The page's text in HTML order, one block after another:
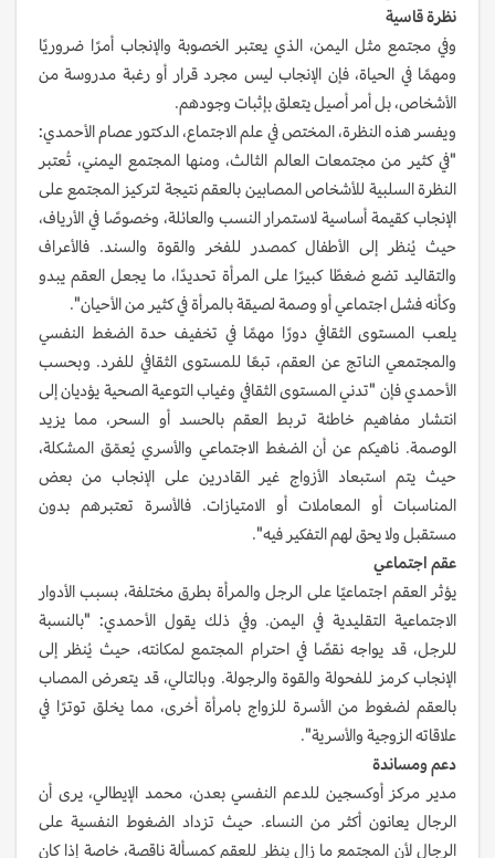
نظرة قاسية
وفي مجتمع مثل اليمن، الذي يعتبر الخصوبة والإنجاب أمرًا ضروريًا
ومهمًا في الحياة، فإن الإنجاب ليس مجرد قرار أو رغبة مدروسة من
الأشخاص، بل أمر أصيل يتعلق بإثبات وجودهم.
ويفسر هذه النظرة، المختص في علم الاجتماع، الدكتور عصام الأحمدي:
"في كثير من مجتمعات العالم الثالث، ومنها المجتمع اليمني، تُعتبر
النظرة السلبية للأشخاص المصابين بالعقم نتيجة لتركيز المجتمع على
الإنجاب كقيمة أساسية لاستمرار النسب والعائلة، وخصوصًا في الأرياف،
حيث يُنظر إلى الأطفال كمصدر للفخر والقوة والسند. فالأعراف
والتقاليد تضع ضغطًا كبيرًا على المرأة تحديدًا، ما يجعل العقم يبدو
وكأنه فشل اجتماعي أو وصمة لصيقة بالمرأة في كثير من الأحيان".
يلعب المستوى الثقافي دورًا مهمًا في تخفيف حدة الضغط النفسي
والمجتمعي الناتج عن العقم، تبعًا للمستوى الثقافي للفرد. وبحسب
الأحمدي فإن "تدني المستوى الثقافي وغياب التوعية الصحية يؤديان إلى
انتشار مفاهيم خاطئة تربط العقم بالحسد أو السحر، مما يزيد
الوصمة. ناهيكم عن أن الضغط الاجتماعي والأسري يُعمّق المشكلة،
حيث يتم استبعاد الأزواج غير القادرين على الإنجاب من بعض
المناسبات أو المعاملات أو الامتيازات. فالأسرة تعتبرهم بدون
مستقبل ولا يحق لهم التفكير فيه".
عقم اجتماعي
يؤثر العقم اجتماعيًا على الرجل والمرأة بطرق مختلفة، بسبب الأدوار
الاجتماعية التقليدية في اليمن. وفي ذلك يقول الأحمدي: "بالنسبة
للرجل، قد يواجه نقصًا في احترام المجتمع لمكانته، حيث يُنظر إلى
الإنجاب كرمز للفحولة والقوة والرجولة. وبالتالي، قد يتعرض المصاب
بالعقم لضغوط من الأسرة للزواج بامرأة أخرى، مما يخلق توترًا في
علاقاته الزوجية والأسرية".
دعم ومساندة
مدير مركز أوكسجين للدعم النفسي بعدن، محمد الإيطالي، يرى أن
الرجال يعانون أكثر من النساء. حيث تزداد الضغوط النفسية على
الرجال لأن المجتمع ما زال ينظر للعقم كمسألة ناقصة، خاصة إذا كان